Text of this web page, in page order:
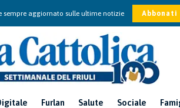
sempre aggiornato sulle ultime notizie Abbonati
Furlan Salute Sociale